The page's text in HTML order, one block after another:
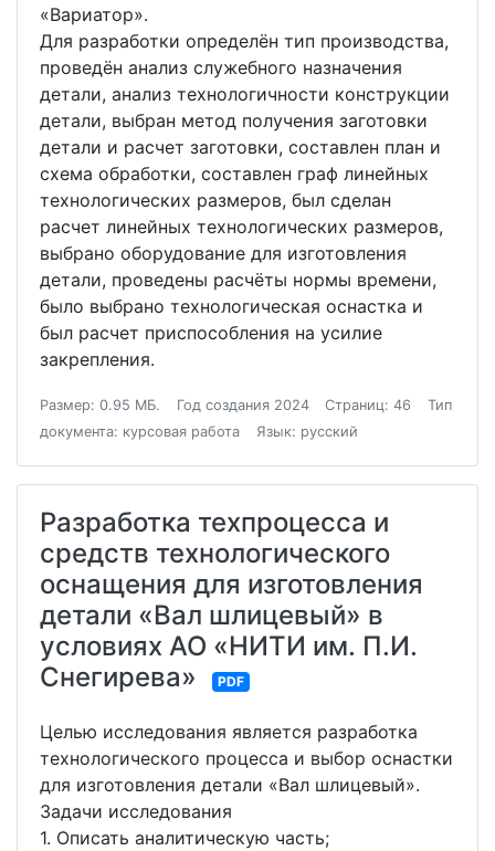
«Вариатор».
Для разработки определён тип производства,
проведён анализ служебного назначения
детали, анализ технологичности конструкции
детали, выбран метод получения заготовки
детали и расчет заготовки, составлен план и
схема обработки, составлен граф линейных
технологических размеров, был сделан
расчет линейных технологических размеров,
выбрано оборудование для изготовления
детали, проведены расчёты нормы времени,
было выбрано технологическая оснастка и
был расчет приспособления на усилие
закрепления.
Размер: 0.95 МБ. Год создания 2024 Страниц: 46
Тип
документа: курсовая работа
Язык: русский
Разработка техпроцесса и
средств технологического
оснащения для изготовления
детали «Вал шлицевый» в
условиях АО «НИТИ им. П.И.
Снегирева»
PDF
Целью исследования является разработка
технологического процесса и выбор оснастки
для изготовления детали «Вал шлицевый».
Задачи исследования
1. Описать аналитическую часть;